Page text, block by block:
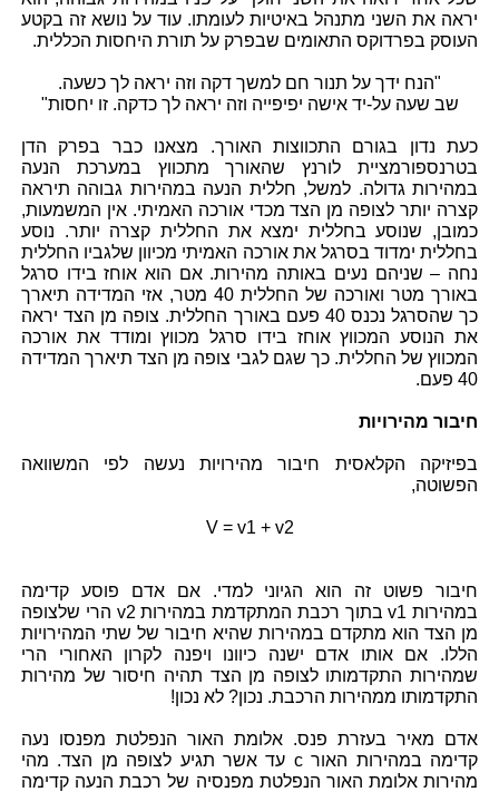
יראה את השני מתנהל באיטיות לעומתו. עוד על נושא זה בקטע
העוסק בפרדוקס התאומים שבפרק על תורת היחסות הכללית.
"הנח ידך על תנור חם למשך דקה וזה יראה לך כשעה.
שב שעה על-יד אישה יפיפייה וזה יראה לך כדקה. זו יחסות"
כעת נדון בגורם התכווצות האורך. מצאנו כבר בפרק הדן
בטרנספורמציית לורנץ שהאורך מתכווץ במערכת הנעה
במהירות גדולה. למשל, חללית הנעה במהירות גבוהה תיראה
קצרה יותר לצופה מן הצד מכדי אורכה האמיתי. אין המשמעות,
כמובן, שנוסע בחללית ימצא את החללית קצרה יותר. נוסע
בחללית ימדוד בסרגל את אורכה האמיתי מכיוון שלגביו החללית
נחה – שניהם נעים באותה מהירות. אם הוא אוחז בידו סרגל
באורך מטר ואורכה של החללית 40 מטר, אזי המדידה תיארך
כך שהסרגל נכנס 40 פעם באורך החללית. צופה מן הצד יראה
את הנוסע המכווץ אוחז בידו סרגל מכווץ ומודד את אורכה
המכווץ של החללית. כך שגם לגבי צופה מן הצד תיארך המדידה
40 פעם.
חיבור מהירויות
בפיזיקה הקלאסית חיבור מהירויות נעשה לפי המשוואה
הפשוטה,
V = v1 + v2
חיבור פשוט זה הוא הגיוני למדי. אם אדם פוסע קדימה
במהירות v1 בתוך רכבת המתקדמת במהירות v2 הרי שלצופה
מן הצד הוא מתקדם במהירות שהיא חיבור של שתי המהירויות
הללו. אם אותו אדם ישנה כיוונו ויפנה לקרון האחורי הרי
שמהירות התקדמותו לצופה מן הצד תהיה חיסור של מהירות
התקדמותו ממהירות הרכבת. נכון? לא נכון!
אדם מאיר בעזרת פנס. אלומת האור הנפלטת מפנסו נעה
קדימה במהירות האור c עד אשר תגיע לצופה מן הצד. מהי
מהירות אלומת האור הנפלטת מפנסיה של רכבת הנעה קדימה